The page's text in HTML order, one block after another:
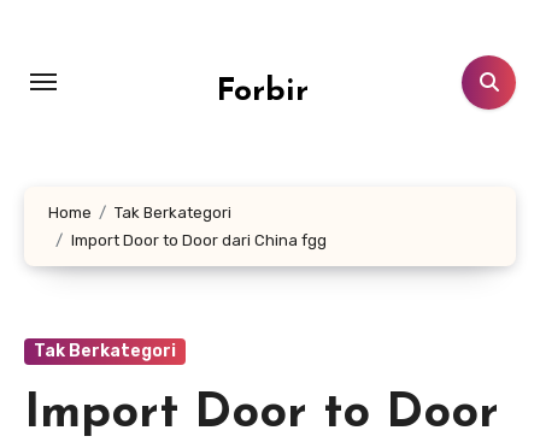
content
Forbir
Home
Tak Berkategori
Import Door to Door dari China fgg
Tak Berkategori
Import Door to Door